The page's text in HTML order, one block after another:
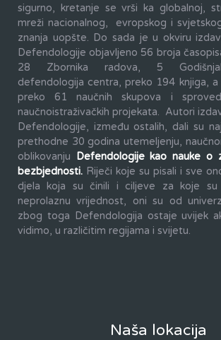
sigurno, kretanje se vrši ka globalnoj,
mreži nacionalnog, evropskog i
znanja uopšte. Do sada je u okviru
Defendologije objavljeno 56 broja
28 Zbornika radova, 5
defendologija centra, preko 194 knjiga, a
preko 61 naučnih skupova i
naučnoistraživačkih projekata. Autori
Defendologije, između ostalih, dali su
prethodne 30 godina utemeljenju,
oblikovanju Defendologije kao nauke o
bezbjednosti. Riječi koje su pisali i sve
djela koja su činili i ciljeve za koje su
neprolaznu vrijednost, oni su od
zbog toga Defendologija ostaje uvijek
vidimo, u različitim regijama i svijetu.
Naša lokacija